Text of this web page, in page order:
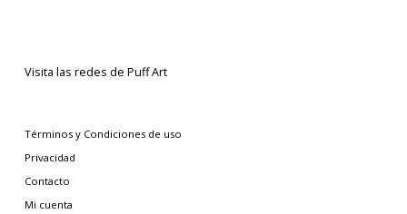
Visita las redes de Puff Art
Términos y Condiciones de uso
Privacidad
Contacto
Mi cuenta